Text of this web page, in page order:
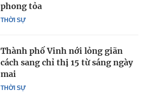
THỜI SỰ
phong tỏa
THỜI SỰ
Thành phố Vinh nới lỏng giãn
cách sang chỉ thị 15 từ sáng ngày
mai